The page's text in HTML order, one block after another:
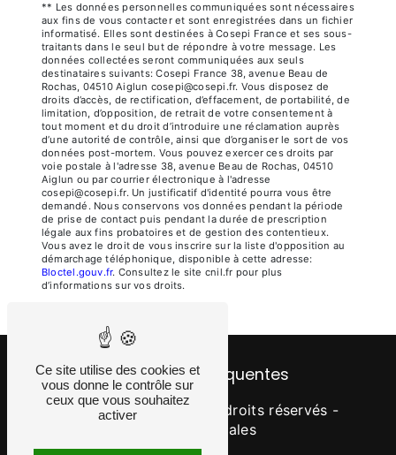
** Les données personnelles communiquées sont nécessaires
aux fins de vous contacter et sont enregistrées dans un fichier
informatisé. Elles sont destinées à Cosepi France et ses sous-
traitants dans le seul but de répondre à votre message. Les
données collectées seront communiquées aux seuls
destinataires suivants: Cosepi France 38, avenue Beau de
Rochas, 04510 Aiglun cosepi@cosepi.fr. Vous disposez de
droits d’accès, de rectification, d’effacement, de portabilité, de
limitation, d’opposition, de retrait de votre consentement à
tout moment et du droit d’introduire une réclamation auprès
d’une autorité de contrôle, ainsi que d’organiser le sort de vos
données post-mortem. Vous pouvez exercer ces droits par
voie postale à l'adresse 38, avenue Beau de Rochas, 04510
Aiglun ou par courrier électronique à l'adresse
cosepi@cosepi.fr. Un justificatif d'identité pourra vous être
demandé. Nous conservons vos données pendant la période
de prise de contact puis pendant la durée de prescription
légale aux fins probatoires et de gestion des contentieux.
Vous avez le droit de vous inscrire sur la liste d'opposition au
démarchage téléphonique, disponible à cette adresse:
Bloctel.gouv.fr. Consultez le site cnil.fr pour plus
d’informations sur vos droits.
Recherches fréquentes
©Vistalid- 2026 - Tous droits réservés -
Mentions légales
Ce site utilise des cookies et
vous donne le contrôle sur
ceux que vous souhaitez
activer